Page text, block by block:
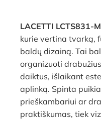
LACETTI LCTS831-
kurie vertina tvarką,
baldų dizainą. Tai
organizuoti
daiktus, išlaikant
aplinką. Spinta
prieškambariui ar
praktiškumas, tiek